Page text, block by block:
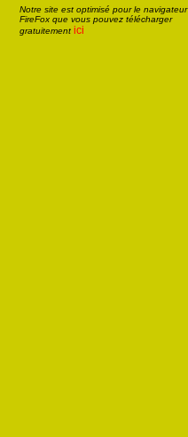
Notre site est optimisé pour le navigateur
FireFox que vous pouvez télécharger
gratuitement ici